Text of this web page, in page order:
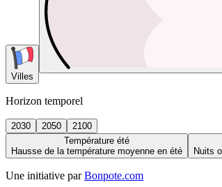
Villes
Horizon temporel
2030 2050
2100
Température été
Hausse de la température moyenne en été
Nuits
Une initiative par Bonpote.com